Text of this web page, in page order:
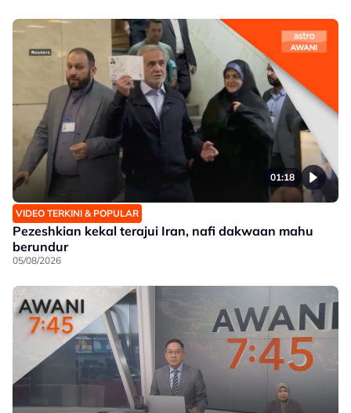
01:18
VIDEO TERKINI & POPULAR
Pezeshkian kekal terajui Iran, nafi dakwaan mahu
berundur
05/08/2026